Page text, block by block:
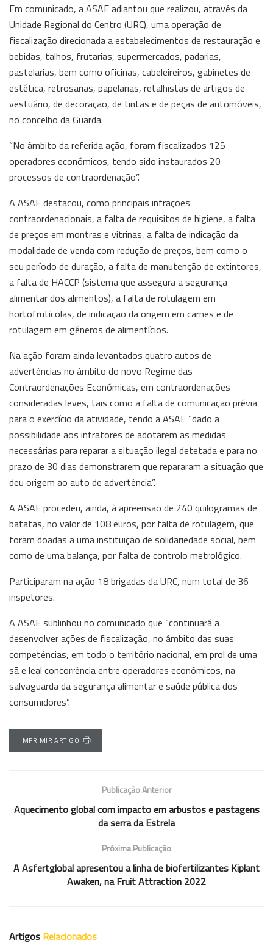
Em comunicado, a ASAE adiantou que realizou, através da
Unidade Regional do Centro (URC), uma operação de
fiscalização direcionada a estabelecimentos de restauração e
bebidas, talhos, frutarias, supermercados, padarias,
pastelarias, bem como oficinas, cabeleireiros, gabinetes de
estética, retrosarias, papelarias, retalhistas de artigos de
vestuário, de decoração, de tintas e de peças de automóveis,
no concelho da Guarda.
“No âmbito da referida ação, foram fiscalizados 125
operadores económicos, tendo sido instaurados 20
processos de contraordenação”.
A ASAE destacou, como principais infrações
contraordenacionais, a falta de requisitos de higiene, a falta
de preços em montras e vitrinas, a falta de indicação da
modalidade de venda com redução de preços, bem como o
seu período de duração, a falta de manutenção de extintores,
a falta de HACCP (sistema que assegura a segurança
alimentar dos alimentos), a falta de rotulagem em
hortofrutícolas, de indicação da origem em carnes e de
rotulagem em géneros de alimentícios.
Na ação foram ainda levantados quatro autos de
advertências no âmbito do novo Regime das
Contraordenações Económicas, em contraordenações
consideradas leves, tais como a falta de comunicação prévia
para o exercício da atividade, tendo a ASAE “dado a
possibilidade aos infratores de adotarem as medidas
necessárias para reparar a situação ilegal detetada e para no
prazo de 30 dias demonstrarem que repararam a situação que
deu origem ao auto de advertência”.
A ASAE procedeu, ainda, à apreensão de 240 quilogramas de
batatas, no valor de 108 euros, por falta de rotulagem, que
foram doadas a uma instituição de solidariedade social, bem
como de uma balança, por falta de controlo metrológico.
Participaram na ação 18 brigadas da URC, num total de 36
inspetores.
A ASAE sublinhou no comunicado que “continuará a
desenvolver ações de fiscalização, no âmbito das suas
competências, em todo o território nacional, em prol de uma
sã e leal concorrência entre operadores económicos, na
salvaguarda da segurança alimentar e saúde pública dos
consumidores”.
IMPRIMIR ARTIGO
Publicação Anterior
Aquecimento global com impacto em arbustos e pastagens
da serra da Estrela
Próxima Publicação
A Asfertglobal apresentou a linha de biofertilizantes Kiplant
Awaken, na Fruit Attraction 2022
Artigos Relacionados